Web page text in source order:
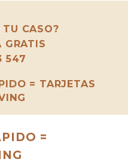
TU CASO?
GRATIS
547
= TARJETAS
=